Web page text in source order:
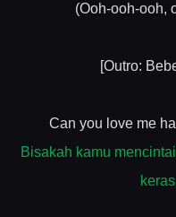
(Ooh-ooh-ooh,
[Outro:
Can you love me
Bisakah kamu